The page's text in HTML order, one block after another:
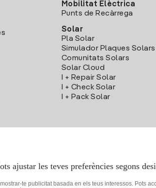
Mobilitat Elèctrica
Punts de Recàrrega
Solar
Pla Solar
Simulador Plaques Solars
Comunitats Solars
Solar Cloud
I + Repair Solar
I + Check Solar
I + Pack Solar
ajustar les teves preferències segons
te publicitat basada en els teus interessos. Pots